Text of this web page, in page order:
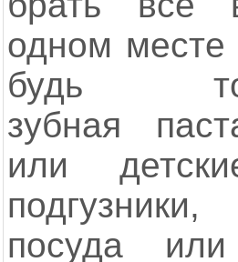
одном месте
будь
зубная
или
подгузники,
посуда